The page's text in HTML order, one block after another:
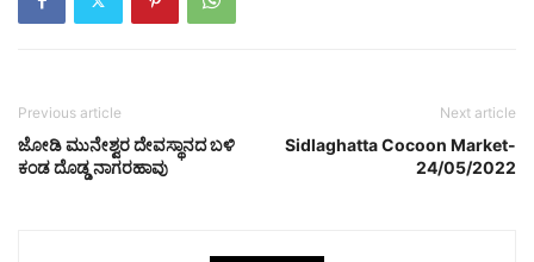
Previous article
ಜೋಡಿ ಮುನೇಶ್ವರ ದೇವಸ್ಥಾನದ ಬಳಿ
ಕಂಡ ದೊಡ್ಡ ನಾಗರಹಾವು
Next article
Sidlaghatta Cocoon Market-
24/05/2022